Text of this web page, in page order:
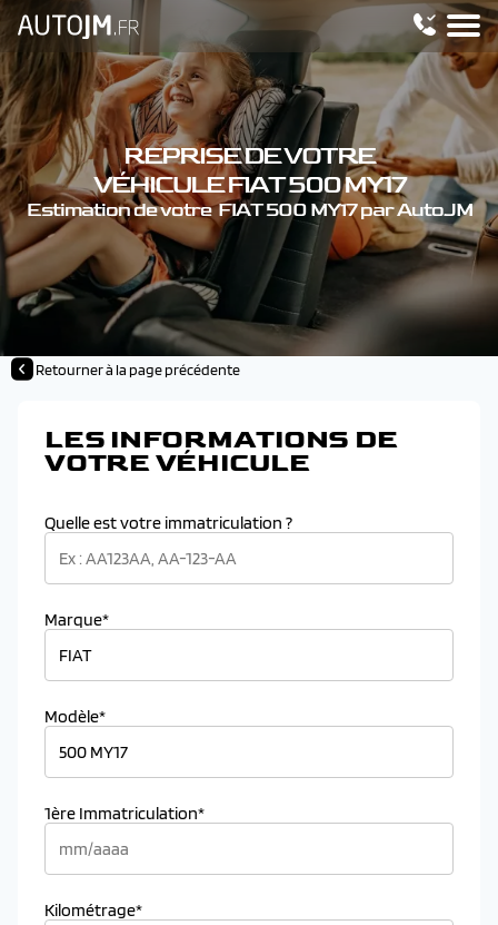
REPRISE DE VOTRE
VÉHICULE FIAT 500 MY17
Estimation de votre FIAT 500 MY17 par AutoJM
Retourner à la page précédente
LES INFORMATIONS DE
VOTRE VÉHICULE
Quelle est votre immatriculation ?
Marque*
Modèle*
1ère Immatriculation*
Kilométrage*